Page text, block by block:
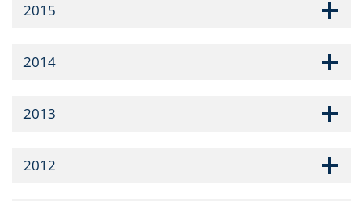
2015
2014
2013
2012